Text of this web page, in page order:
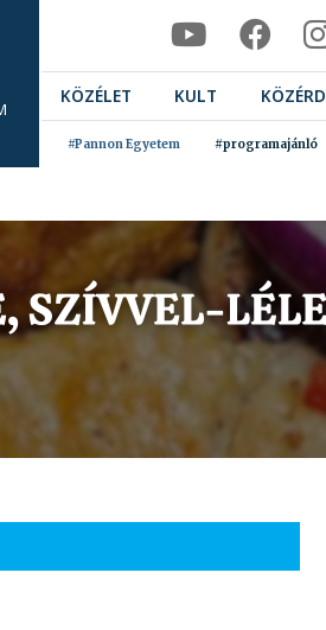
KÖZÉLET KULT
#Pannon Egyetem #programajánló